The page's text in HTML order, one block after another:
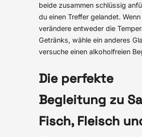
beide zusammen schlüssig
du einen Treffer gelandet.
verändere entweder die
Getränks, wähle ein anderes
versuche einen alkoholfreien
Die perfekte
Begleitung zu
Fisch, Fleisch